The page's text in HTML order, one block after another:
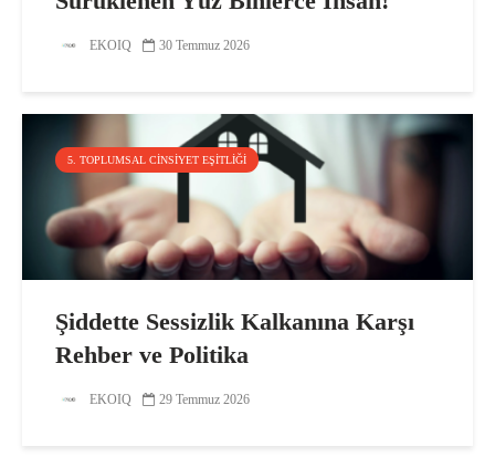
EKOIQ 30 Temmuz 2026
5. TOPLUMSAL CINSIYET EŞITLIĞI
Şiddette Sessizlik Kalkanına Karşı
Rehber ve Politika
EKOIQ 29 Temmuz 2026